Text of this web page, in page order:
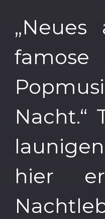
famose
Nacht.“
hier